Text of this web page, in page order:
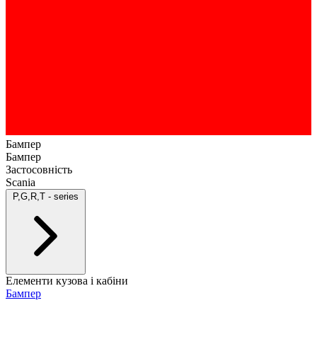
Бампер
Бампер
Застосовність
Scania
Елементи кузова і кабіни
Бампер